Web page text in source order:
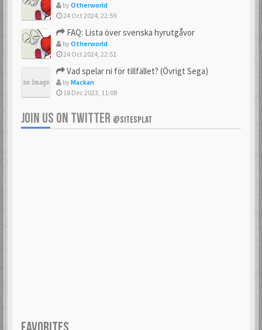
byOtherworld
24 Oct 2024, 22:59
FAQ: Lista över svenska hyrutgåvor
byOtherworld
24 Oct 2024, 22:51
Vad spelar ni för tillfället? (Övrigt Sega)
byMackan
18 Dec 2023, 11:08
JOIN US ON TWITTER @SITESPLAT